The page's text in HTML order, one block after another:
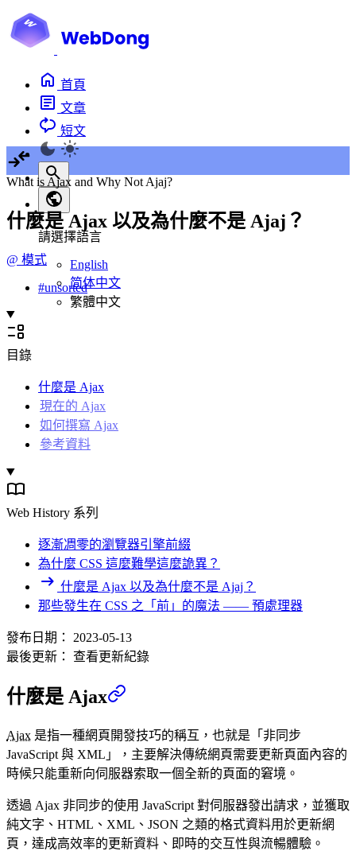
首頁
文章
短文
請選擇語言
English
简体中文
繁體中文
What is Ajax and Why Not Ajaj?
什麼是 Ajax 以及為什麼不是 Ajaj？
@ 模式
#unsorted
目錄
什麼是 Ajax
現在的 Ajax
如何撰寫 Ajax
參考資料
Web History 系列
逐漸凋零的瀏覽器引擎前綴
為什麼 CSS 這麼難學這麼詭異？
什麼是 Ajax 以及為什麼不是 Ajaj？
那些發生在 CSS 之「前」的魔法 —— 預處理器
發布日期： 2023-05-13
最後更新：
查看更新紀錄
什麼是 Ajax
Ajax 是指一種網頁開發技巧的稱互，也就是「非同步
JavaScript 與 XML」，主要解決傳統網頁需要更新頁面內容的
時候只能重新向伺服器索取一個全新的頁面的窘境。
透過 Ajax 非同步的使用 JavaScript 對伺服器發出請求，並獲取
純文字、HTML、XML、JSON 之類的格式資料用於更新網
頁，達成高效率的更新資料、即時的交互性與流暢體驗。